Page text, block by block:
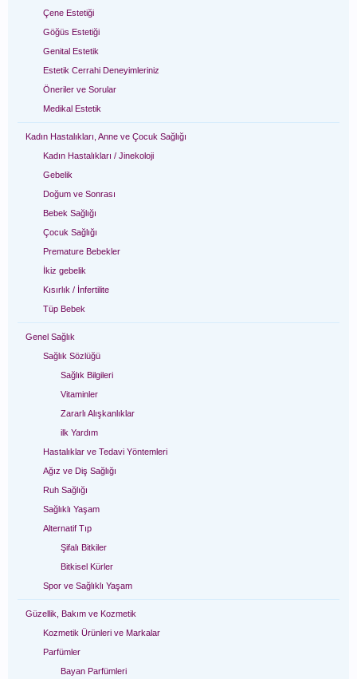
Çene Estetiği
Göğüs Estetiği
Genital Estetik
Estetik Cerrahi Deneyimleriniz
Öneriler ve Sorular
Medikal Estetik
Kadın Hastalıkları, Anne ve Çocuk Sağlığı
Kadın Hastalıkları / Jinekoloji
Gebelik
Doğum ve Sonrası
Bebek Sağlığı
Çocuk Sağlığı
Premature Bebekler
İkiz gebelik
Kısırlık / İnfertilite
Tüp Bebek
Genel Sağlık
Sağlık Sözlüğü
Sağlık Bilgileri
Vitaminler
Zararlı Alışkanlıklar
ilk Yardım
Hastalıklar ve Tedavi Yöntemleri
Ağız ve Diş Sağlığı
Ruh Sağlığı
Sağlıklı Yaşam
Alternatif Tıp
Şifalı Bitkiler
Bitkisel Kürler
Spor ve Sağlıklı Yaşam
Güzellik, Bakım ve Kozmetik
Kozmetik Ürünleri ve Markalar
Parfümler
Bayan Parfümleri